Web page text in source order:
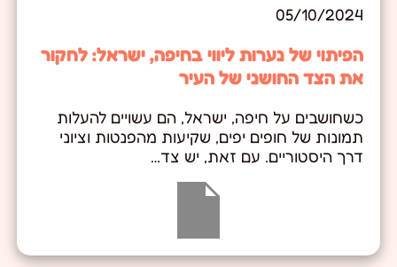
05/10/2024
הפיתוי של נערות ליווי בחיפה, ישראל: לחקור
את הצד החושני של העיר
כשחושבים על חיפה, ישראל, הם עשויים להעלות
תמונות של חופים יפים, שקיעות מהפנטות וציוני
דרך היסטוריים. עם זאת, יש צד…